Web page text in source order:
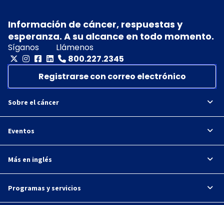
Información de cáncer, respuestas y
esperanza. A su alcance en todo momento.
Síganos
Llámenos
800.227.2345
Registrarse con correo electrónico
Sobre el cáncer
Eventos
Más en inglés
Programas y servicios